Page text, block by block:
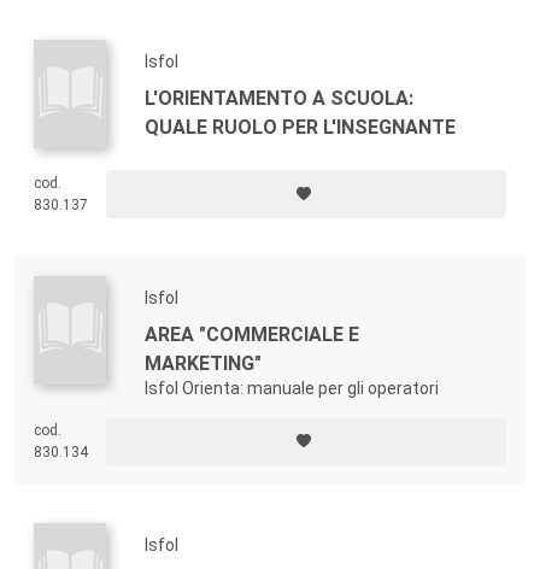
Isfol
L'ORIENTAMENTO A SCUOLA:
QUALE RUOLO PER L'INSEGNANTE
cod.
830.137
Isfol
AREA "COMMERCIALE E
MARKETING"
Isfol Orienta: manuale per gli operatori
cod.
830.134
Isfol